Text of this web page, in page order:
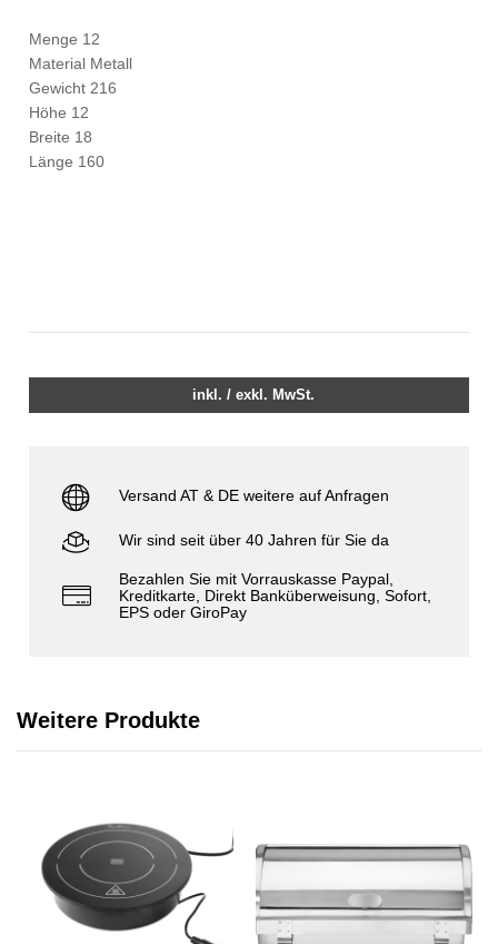
Menge 12
Material Metall
Gewicht 216
Höhe 12
Breite 18
Länge 160
inkl. / exkl. MwSt.
Versand AT & DE weitere auf Anfragen
Wir sind seit über 40 Jahren für Sie da
Bezahlen Sie mit Vorrauskasse Paypal,
Kreditkarte, Direkt Banküberweisung, Sofort,
EPS oder GiroPay
Weitere Produkte